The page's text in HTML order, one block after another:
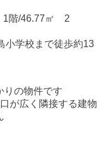
階/46.77㎡ 2
小学校まで徒歩約13
りの物件です
が広く隣接する建物